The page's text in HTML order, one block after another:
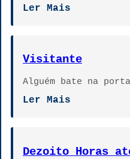
Ler Mais
Visitante
Alguém bate na
Ler Mais
Dezoito Horas